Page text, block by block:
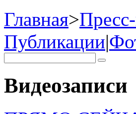
Главная>
Публикации|
Видеозаписи